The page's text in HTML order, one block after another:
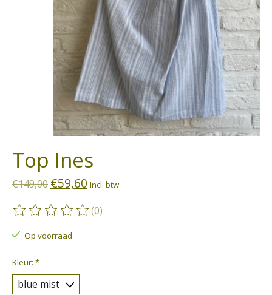
Top Ines
€149,00 €59,60 Incl. btw
De beoordeling van dit product is
(0)
Op voorraad
Kleur: *